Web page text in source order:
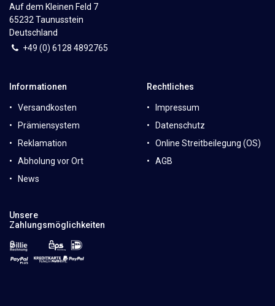
Auf dem Kleinen Feld 7
65232 Taunusstein
Deutschland
+49 (0) 6128 4892765
Informationen
Versandkosten
Prämiensystem
Reklamation
Abholung vor Ort
News
Rechtliches
Impressum
Datenschutz
Online Streitbeilegung (OS)
AGB
Unsere
Zahlungsmöglichkeiten